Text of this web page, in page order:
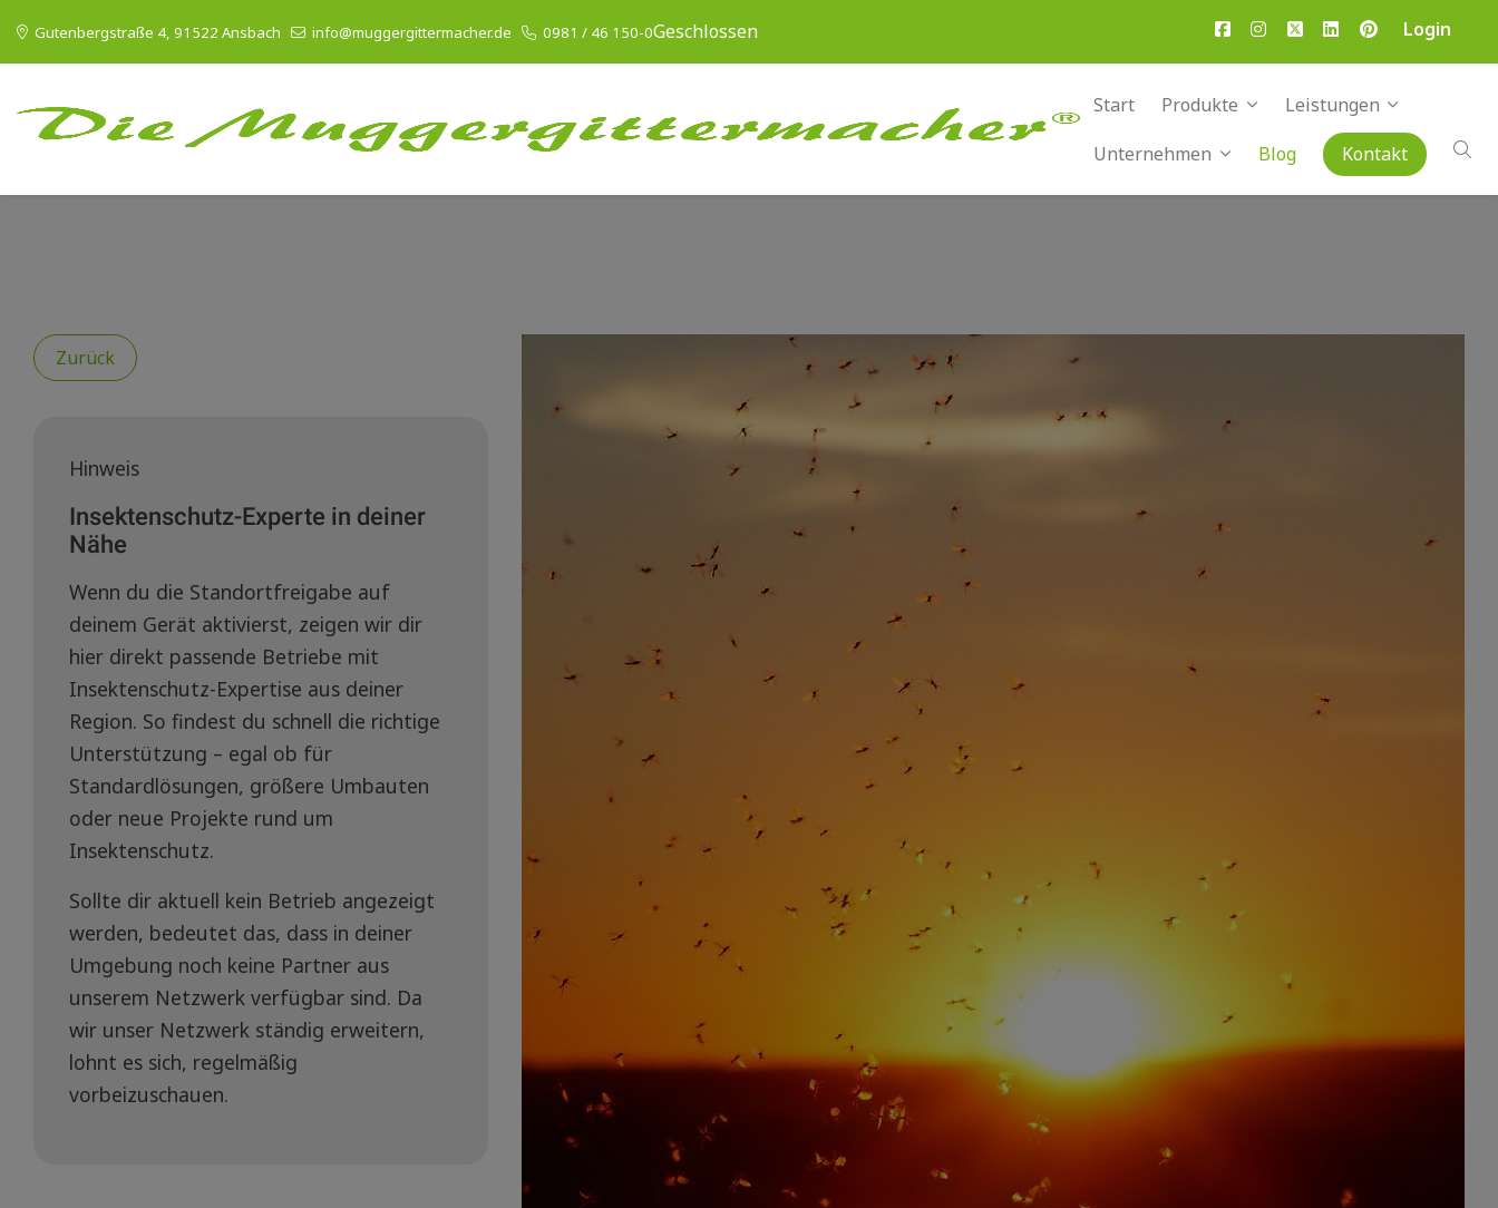
Gutenbergstraße 4, 91522 Ansbach info@muggergittermacher.de 0981 / 46 150-0Geschlossen Login
Start Produkte
Leistungen
Unternehmen
Blog Kontakt
Zurück
Hinweis
Insektenschutz-Experte in deiner
Nähe
Wenn du die Standortfreigabe auf
deinem Gerät aktivierst, zeigen wir dir
hier direkt passende Betriebe mit
Insektenschutz-Expertise aus deiner
Region. So findest du schnell die richtige
Unterstützung – egal ob für
Standardlösungen, größere Umbauten
oder neue Projekte rund um
Insektenschutz.
Sollte dir aktuell kein Betrieb angezeigt
werden, bedeutet das, dass in deiner
Umgebung noch keine Partner aus
unserem Netzwerk verfügbar sind. Da
wir unser Netzwerk ständig erweitern,
lohnt es sich, regelmäßig
vorbeizuschauen.